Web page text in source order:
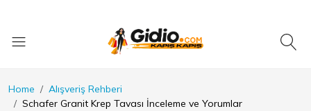
Home
Alışveriş Rehberi
Schafer Granit Krep Tavası İnceleme ve Yorumlar